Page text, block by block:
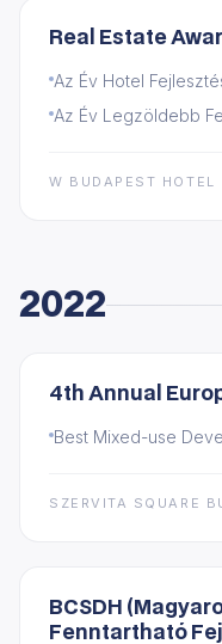
Real Estate
Az Év Hotel
Az Év Legzöldebb
W BUDAPEST HOTEL
2022
4th Annual
Best Mixed-use
SZERVITA SQUARE
BCSDH
Fenntartható